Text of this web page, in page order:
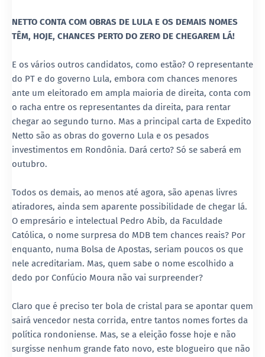
NETTO CONTA COM OBRAS DE LULA E OS DEMAIS NOMES
TÊM, HOJE, CHANCES PERTO DO ZERO DE CHEGAREM LÁ!
E os vários outros candidatos, como estão? O representante
do PT e do governo Lula, embora com chances menores
ante um eleitorado em ampla maioria de direita, conta com
o racha entre os representantes da direita, para rentar
chegar ao segundo turno. Mas a principal carta de Expedito
Netto são as obras do governo Lula e os pesados
investimentos em Rondônia. Dará certo? Só se saberá em
outubro.
Todos os demais, ao menos até agora, são apenas livres
atiradores, ainda sem aparente possibilidade de chegar lá.
O empresário e intelectual Pedro Abib, da Faculdade
Católica, o nome surpresa do MDB tem chances reais? Por
enquanto, numa Bolsa de Apostas, seriam poucos os que
nele acreditariam. Mas, quem sabe o nome escolhido a
dedo por Confúcio Moura não vai surpreender?
Claro que é preciso ter bola de cristal para se apontar quem
sairá vencedor nesta corrida, entre tantos nomes fortes da
política rondoniense. Mas, se a eleição fosse hoje e não
surgisse nenhum grande fato novo, este blogueiro que não